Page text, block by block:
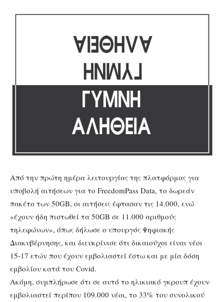
Από την πρώτη ημέρα λειτουργίας της πλατφόρμας για
υποβολή αιτήσεων για το FreedomPass Data, το δωρεάν
πακέτο των 50GB, οι αιτήσεις έφτασαν τις 14.000, ενώ
«έχουν ήδη πιστωθεί τα 50GB σε 11.000 αριθμούς
τηλεφώνων», όπως δήλωσε ο υπουργός Ψηφιακής
Διακυβέρνησης, και διευκρίνισε ότι δικαιούχοι είναι νέοι
15-17 ετών που έχουν εμβολιαστεί έστω και με μία δόση
εμβολίου κατά του Covid.
Ακόμη, συμπλήρωσε ότι σε αυτό το ηλικιακό γκρουπ έχουν
εμβολιαστεί περίπου 109.000 νέοι, το 33% του συνολικού